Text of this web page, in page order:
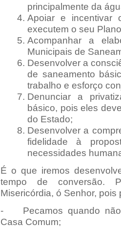
principalmente da
Apoiar e incentivar
executem o seu
Acompanhar a
Municipais de
Desenvolver a
de saneamento
trabalho e esforço
Denunciar a
básico, pois eles
do Estado;
Desenvolver a
fidelidade à
necessidades
É o que iremos
tempo de conversão.
Misericórdia, ó Senhor, pois
- Pecamos quando não
Casa Comum;